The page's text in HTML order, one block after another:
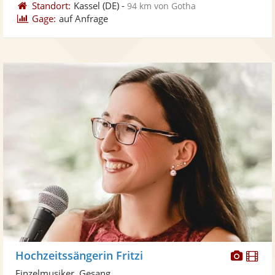
Standort: Kassel (DE) -94 km von Gotha
Gage: auf Anfrage
Hochzeitssängerin Fritzi